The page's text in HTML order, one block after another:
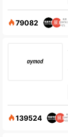
79082
139524